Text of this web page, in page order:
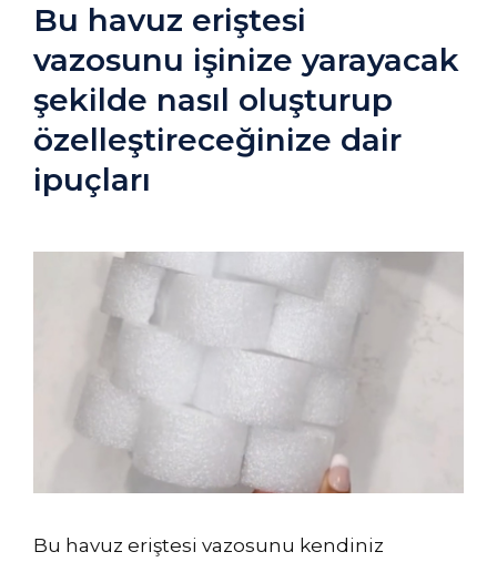
Bu havuz eriştesi
vazosunu işinize yarayacak
şekilde nasıl oluşturup
özelleştireceğinize dair
ipuçları
Bu havuz eriştesi vazosunu kendiniz